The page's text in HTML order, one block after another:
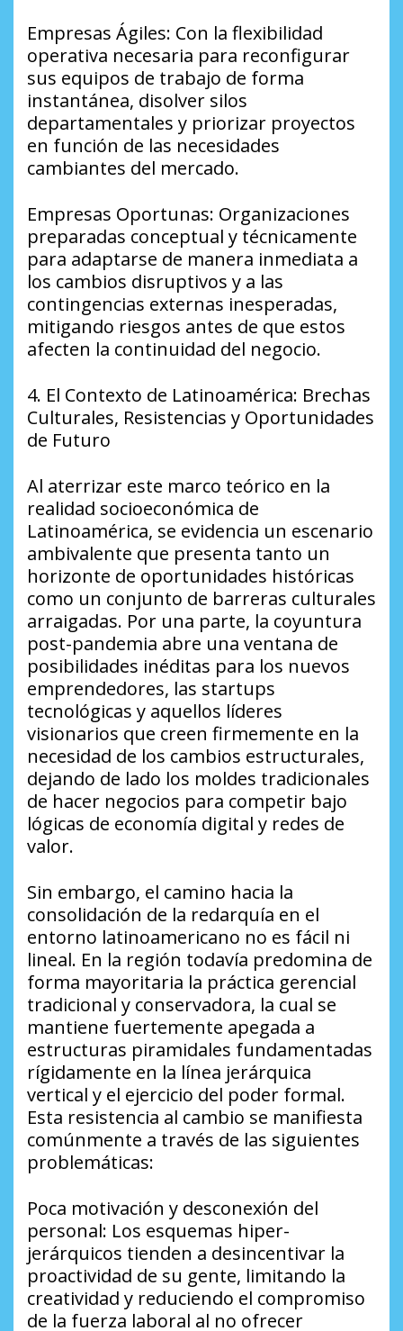
​Empresas Ágiles: Con la flexibilidad
operativa necesaria para reconfigurar
sus equipos de trabajo de forma
instantánea, disolver silos
departamentales y priorizar proyectos
en función de las necesidades
cambiantes del mercado.
​Empresas Oportunas: Organizaciones
preparadas conceptual y técnicamente
para adaptarse de manera inmediata a
los cambios disruptivos y a las
contingencias externas inesperadas,
mitigando riesgos antes de que estos
afecten la continuidad del negocio.
​4. El Contexto de Latinoamérica: Brechas
Culturales, Resistencias y Oportunidades
de Futuro
​Al aterrizar este marco teórico en la
realidad socioeconómica de
Latinoamérica, se evidencia un escenario
ambivalente que presenta tanto un
horizonte de oportunidades históricas
como un conjunto de barreras culturales
arraigadas. Por una parte, la coyuntura
post-pandemia abre una ventana de
posibilidades inéditas para los nuevos
emprendedores, las startups
tecnológicas y aquellos líderes
visionarios que creen firmemente en la
necesidad de los cambios estructurales,
dejando de lado los moldes tradicionales
de hacer negocios para competir bajo
lógicas de economía digital y redes de
valor.
​Sin embargo, el camino hacia la
consolidación de la redarquía en el
entorno latinoamericano no es fácil ni
lineal. En la región todavía predomina de
forma mayoritaria la práctica gerencial
tradicional y conservadora, la cual se
mantiene fuertemente apegada a
estructuras piramidales fundamentadas
rígidamente en la línea jerárquica
vertical y el ejercicio del poder formal.
Esta resistencia al cambio se manifiesta
comúnmente a través de las siguientes
problemáticas:
​Poca motivación y desconexión del
personal: Los esquemas hiper-
jerárquicos tienden a desincentivar la
proactividad de su gente, limitando la
creatividad y reduciendo el compromiso
de la fuerza laboral al no ofrecer